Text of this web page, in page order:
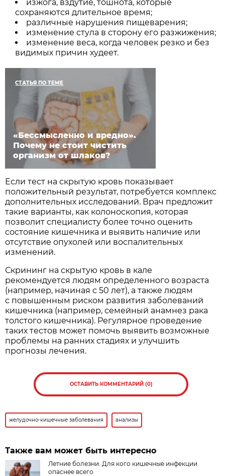
изжога, вздутие, тошнота, которые
сохраняются длительное время;
различные нарушения пищеварения;
изменение стула в сторону его разжижения;
изменение веса, когда человек резко и без
видимых причин худеет.
СТАТЬЯ ПО ТЕМЕ
«Бессмысленно и вредно».
Почему не стоит чистить
организм от шлаков?
Если тест на скрытую кровь показывает
положительный результат, потребуется комплекс
дополнительных исследований. Врач предложит
такие варианты, как колоноскопия, которая
позволит специалисту более точно оценить
состояние кишечника и выявить наличие или
отсутствие опухолей или воспалительных
изменений.
Скрининг на скрытую кровь в кале
рекомендуется людям определенного возраста
(например, начиная с 50 лет), а также людям
с повышенным риском развития заболеваний
кишечника (например, семейный анамнез рака
толстого кишечника). Регулярное проведение
таких тестов может помочь выявить возможные
проблемы на ранних стадиях и улучшить
прогнозы лечения.
ОСТАВИТЬ КОММЕНТАРИЙ (0)
желудочно-кишечные заболевания анализы
Также вам может быть интересно
Летние болезни. Для кого кишечные инфекции
опаснее всего